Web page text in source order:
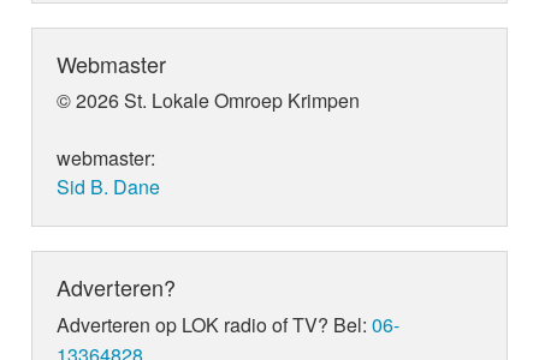
Webmaster
© 2026 St. Lokale Omroep Krimpen
webmaster:
Sid B. Dane
Adverteren?
Adverteren op LOK radio of TV? Bel:06-